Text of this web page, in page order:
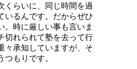
くらいに、同じ時間を過
いるんです。だからぜひ
。時に厳しい事も言いま
切れられて塾を去って行
々承知していますが、そ
もりです。